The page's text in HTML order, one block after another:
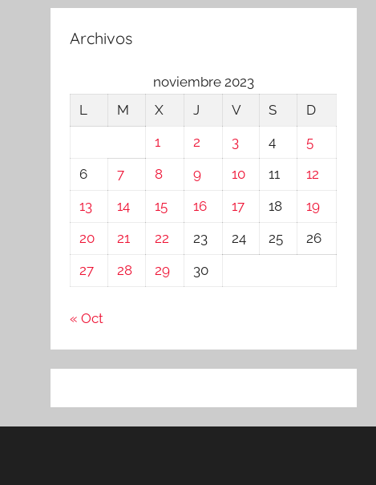
Archivos
noviembre 2023
L
M X J V S
D
1
2 3 4
5
6
7 8 9 10 11
12
13
14 15 16 17 18
19
20
21 22 23 24 25
26
27
28 29 30
« Oct